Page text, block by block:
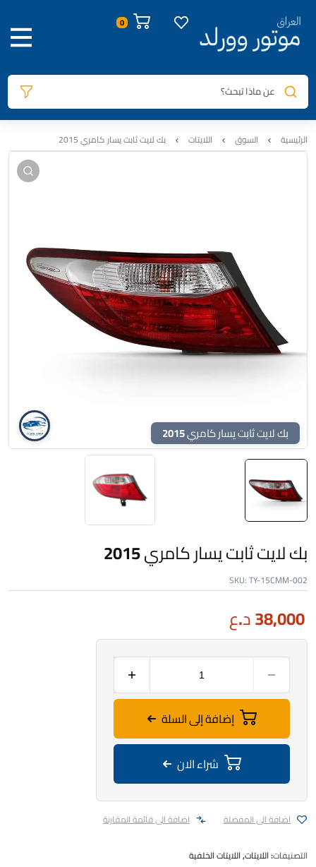
0
عن ماذا تبحث؟
الرئيسية السوق اللايتات بك لايت ثابت يسار كامري 2015
صور المنتج معلومات المنتج السيارات المتوافقة
بك لايت ثابت يسار كامري 2015
بك لايت ثابت يسار كامري 2015
SKU:TY-15CMM-002
38,000د.ع
إضافة إلى السلة
شراء الان
اضافة الى المفضلة اضافة الى قائمة المقارنة
التصنيفات:اللايتات,اللايتات الخلفية